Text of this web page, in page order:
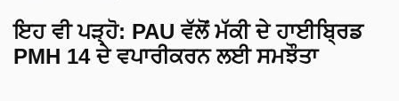
ਇਹ ਵੀ ਪੜ੍ਹੋ: PAU ਵੱਲੋਂ ਮੱਕੀ ਦੇ ਹਾਈਬ੍ਰਿਡ
PMH 14 ਦੇ ਵਪਾਰੀਕਰਨ ਲਈ ਸਮਝੌਤਾ